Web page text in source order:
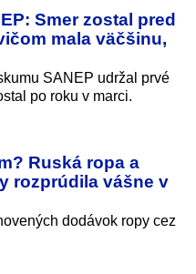
Smer zostal pred
mala väčšinu,
SANEP udržal prvé
po roku v marci.
Ruská ropa a
rozprúdila vášne v
dodávok ropy cez